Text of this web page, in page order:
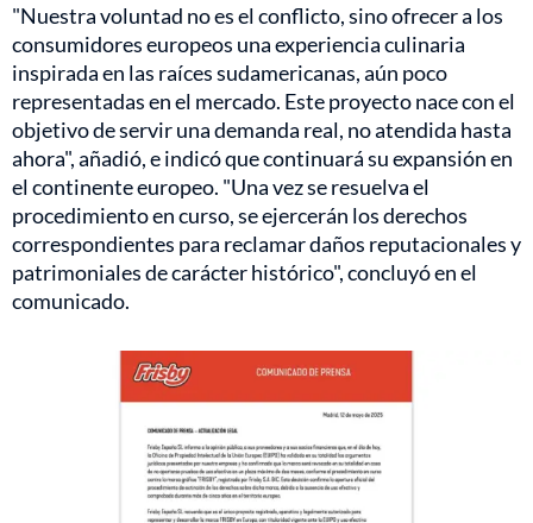
"Nuestra voluntad no es el conflicto, sino ofrecer a los
consumidores europeos una experiencia culinaria
inspirada en las raíces sudamericanas, aún poco
representadas en el mercado. Este proyecto nace con el
objetivo de servir una demanda real, no atendida hasta
ahora", añadió, e indicó que continuará su expansión en
el continente europeo. "Una vez se resuelva el
procedimiento en curso, se ejercerán los derechos
correspondientes para reclamar daños reputacionales y
patrimoniales de carácter histórico", concluyó en el
comunicado.